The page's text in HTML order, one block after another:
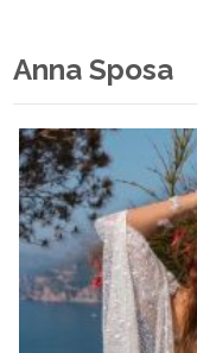
Anna Sposa